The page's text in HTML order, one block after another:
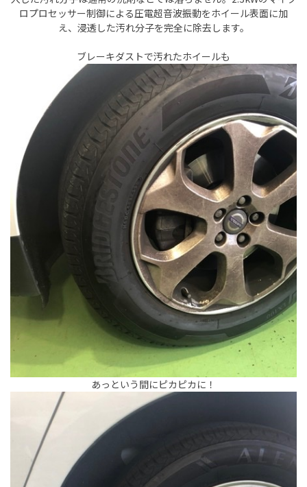
ロプロセッサー制御による圧電超音波振動をホイール表面に加
え、浸透した汚れ分子を完全に除去します。
ブレーキダストで汚れたホイールも
あっという間にピカピカに！